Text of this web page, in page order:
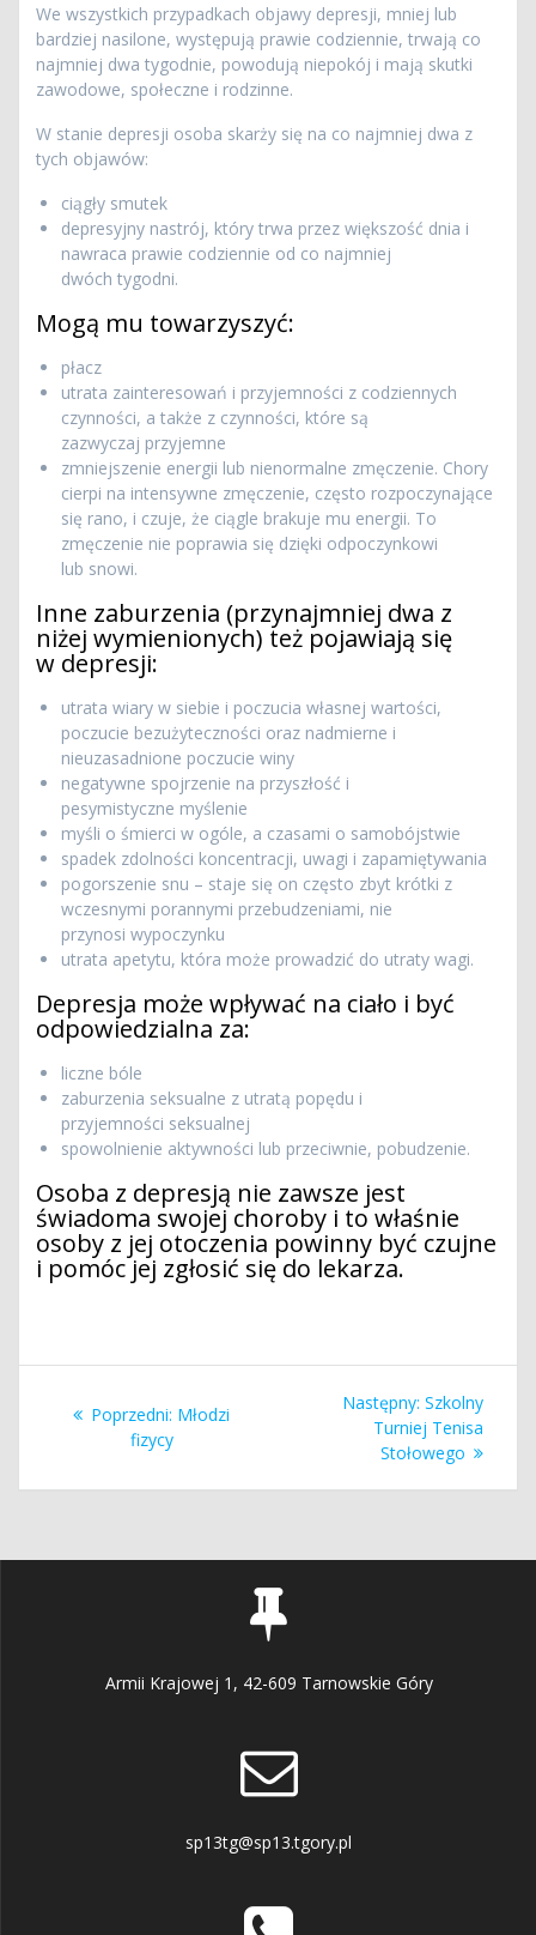
We wszystkich przypadkach objawy depresji, mniej lub
bardziej nasilone, występują prawie codziennie, trwają co
najmniej dwa tygodnie, powodują niepokój i mają skutki
zawodowe, społeczne i rodzinne.
W stanie depresji osoba skarży się na co najmniej dwa z
tych objawów:
ciągły smutek
depresyjny nastrój, który trwa przez większość dnia i
nawraca prawie codziennie od co najmniej
dwóch tygodni.
Mogą mu towarzyszyć:
płacz
utrata zainteresowań i przyjemności z codziennych
czynności, a także z czynności, które są
zazwyczaj przyjemne
zmniejszenie energii lub nienormalne zmęczenie. Chory
cierpi na intensywne zmęczenie, często rozpoczynające
się rano, i czuje, że ciągle brakuje mu energii. To
zmęczenie nie poprawia się dzięki odpoczynkowi
lub snowi.
Inne zaburzenia (przynajmniej dwa z
niżej wymienionych) też pojawiają się
w depresji:
utrata wiary w siebie i poczucia własnej wartości,
poczucie bezużyteczności oraz nadmierne i
nieuzasadnione poczucie winy
negatywne spojrzenie na przyszłość i
pesymistyczne myślenie
myśli o śmierci w ogóle, a czasami o samobójstwie
spadek zdolności koncentracji, uwagi i zapamiętywania
pogorszenie snu – staje się on często zbyt krótki z
wczesnymi porannymi przebudzeniami, nie
przynosi wypoczynku
utrata apetytu, która może prowadzić do utraty wagi.
Depresja może wpływać na ciało i być
odpowiedzialna za:
liczne bóle
zaburzenia seksualne z utratą popędu i
przyjemności seksualnej
spowolnienie aktywności lub przeciwnie, pobudzenie.
Osoba z depresją nie zawsze jest
świadoma swojej choroby i to właśnie
osoby z jej otoczenia powinny być czujne
i pomóc jej zgłosić się do lekarza.
wpisu
Poprzedni: Poprzedni
Młodzi
fizycy
Następny: Następny
wpis:
Szkolny
Turniej Tenisa
Stołowego
Armii Krajowej 1, 42-609 Tarnowskie Góry
sp13tg@sp13.tgory.pl